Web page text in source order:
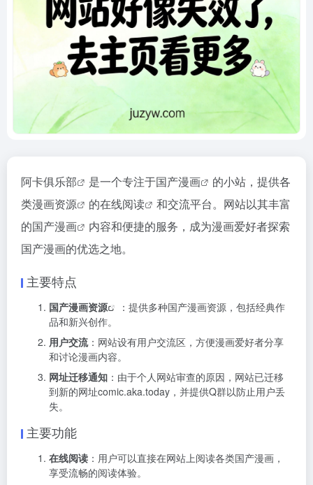
阿卡俱乐部 是一个专注于国产漫画
的小站，提供各
类漫画资源 的在线阅读
和交流平台。网站以其丰富
的国产漫画
内容和便捷的服务，成为漫画爱好者探索
国产漫画的优选之地。
主要特点
国产漫画资源
：提供多种国产漫画资源，包括经典作
品和新兴创作。
用户交流：网站设有用户交流区，方便漫画爱好者分享
和讨论漫画内容。
网址迁移通知 ：由于个人网站审查的原因，网站已迁移
到新的网址comic.aka.today，并提供Q群以防止用户丢
失。
主要功能
在线阅读 ：用户可以直接在网站上阅读各类国产漫画，
享受流畅的阅读体验。